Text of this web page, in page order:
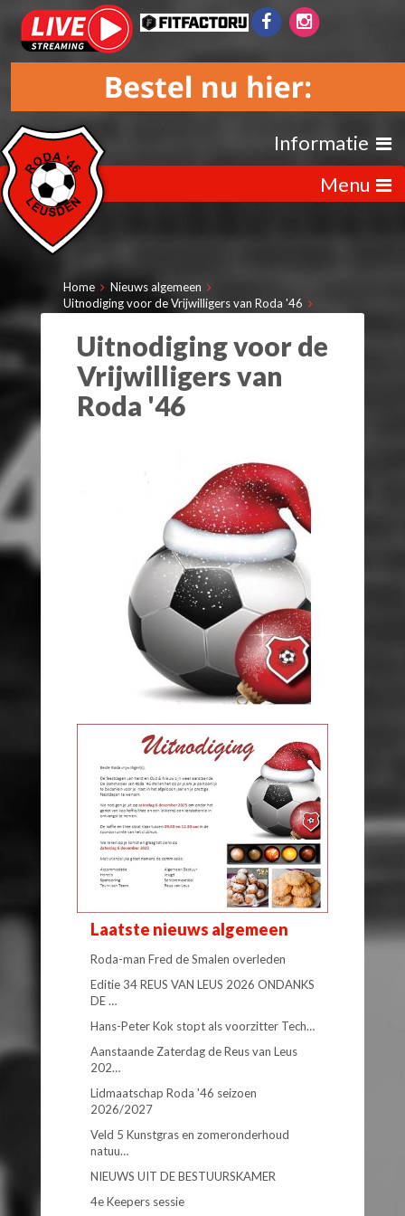
Informatie
Menu
Home
Nieuws algemeen
Uitnodiging voor de Vrijwilligers van Roda '46
Uitnodiging voor de
Vrijwilligers van
Roda '46
Laatste nieuws algemeen
Roda-man Fred de Smalen overleden
Editie 34 REUS VAN LEUS 2026 ONDANKS
DE …
Hans-Peter Kok stopt als voorzitter Tech…
Aanstaande Zaterdag de Reus van Leus
202…
Lidmaatschap Roda '46 seizoen
2026/2027
Veld 5 Kunstgras en zomeronderhoud
natuu…
NIEUWS UIT DE BESTUURSKAMER
4e Keepers sessie